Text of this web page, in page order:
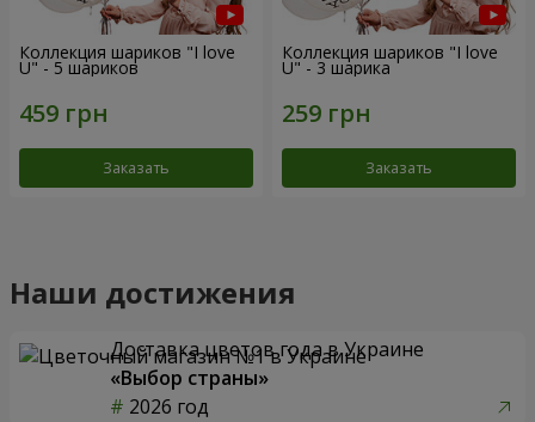
Коллекция шариков "I love
U" - 5 шариков
Заказать
Коллекция шариков "I love
U" - 3 шарика
Заказать
Наши достижения
Доставка цветов года в Украине
«Выбор страны»
2026 год